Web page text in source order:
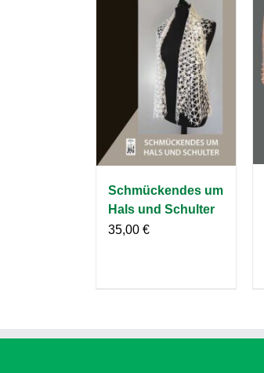
Schmückendes um
Hals und Schulter
35,00 €